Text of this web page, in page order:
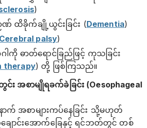
)
ထိခိုက်ချို့ယွင်းခြင်း (Dementia)
Cerebral palsy)
ါကို ဓာတ်ရောင်ခြည်ဖြင့် ကုသခြင်း
therapy) တို့ ဖြစ်ကြသည်။
င်း အစာမျိုရခက်ခဲခြင်း (Oesophageal
ောက် အစာများကပ်နေခြင်း သို့မဟုတ်
ျောင်းအောက်ခြေနှင့် ရင်ဘတ်တွင် တစ်